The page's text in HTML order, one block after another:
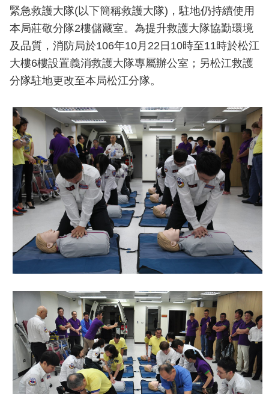
機
關
簡
介
宣
教
育
下
載
專
區
民
園
地
政
訊
公
開
公
緊急救護大隊(以下簡稱救護大隊)，駐地仍持續使用
本局莊敬分隊2樓儲藏室。為提升救護大隊協勤環境
及品質，消防局於106年10月22日10時至11時於松江
大樓6樓設置義消救護大隊專屬辦公室；另松江救護
分隊駐地更改至本局松江分隊。